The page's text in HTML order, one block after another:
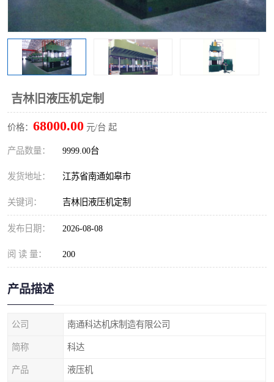
吉林旧液压机定制
价格： 68000.00 元/台 起
产品数量： 9999.00台
发货地址： 江苏省南通如皋市
关键词： 吉林旧液压机定制
发布日期： 2026-08-08
阅 读 量： 200
产品描述
公司 南通科达机床制造有限公司
简称 科达
产品 液压机